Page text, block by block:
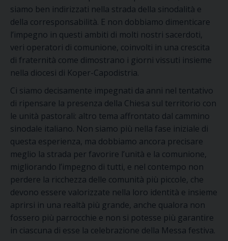
siamo ben indirizzati nella strada della sinodalità e
della corresponsabilità. E non dobbiamo dimenticare
l’impegno in questi ambiti di molti nostri sacerdoti,
veri operatori di comunione, coinvolti in una crescita
di fraternità come dimostrano i giorni vissuti insieme
nella diocesi di Koper-Capodistria.
Ci siamo decisamente impegnati da anni nel tentativo
di ripensare la presenza della Chiesa sul territorio con
le unità pastorali: altro tema affrontato dal cammino
sinodale italiano. Non siamo più nella fase iniziale di
questa esperienza, ma dobbiamo ancora precisare
meglio la strada per favorire l’unità e la comunione,
migliorando l’impegno di tutti, e nel contempo non
perdere la ricchezza delle comunità più piccole, che
devono essere valorizzate nella loro identità e insieme
aprirsi in una realtà più grande, anche qualora non
fossero più parrocchie e non si potesse più garantire
in ciascuna di esse la celebrazione della Messa festiva.